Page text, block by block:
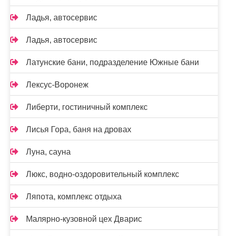
Ладья, автосервис
Ладья, автосервис
Латунские бани, подразделение Южные бани
Лексус-Воронеж
Либерти, гостиничный комплекс
Лисья Гора, баня на дровах
Луна, сауна
Люкс, водно-оздоровительный комплекс
Ляпота, комплекс отдыха
Малярно-кузовной цех Дварис